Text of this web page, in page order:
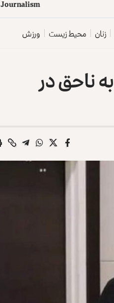
m
s
i
l
a
n
r
u
o
J
زنان محیط زیست ورزش
ناحق در